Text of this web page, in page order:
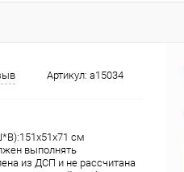
Артикул: a15034
см
выполнять
из ДСП и не рассчитана